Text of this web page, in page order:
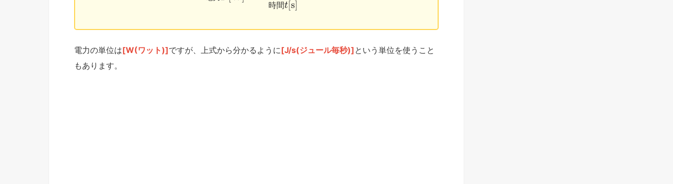
時間t[s]
電力の単位は[W(ワット)]ですが、上式から分かるように[J/s(ジュール毎秒)] という単位を使うこと
もあります。